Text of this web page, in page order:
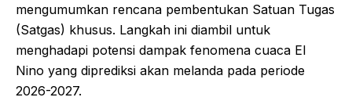
mengumumkan rencana pembentukan Satuan Tugas
(Satgas) khusus. Langkah ini diambil untuk
menghadapi potensi dampak fenomena cuaca El
Nino yang diprediksi akan melanda pada periode
2026-2027.